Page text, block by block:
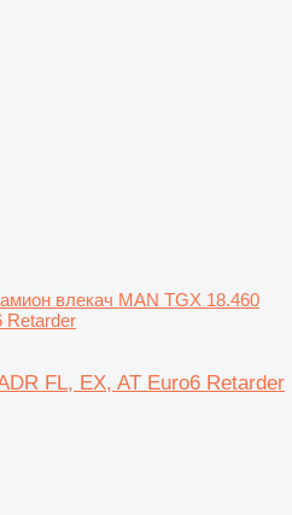
влекач MAN TGX 18.460
Retarder
FL, EX, AT Euro6 Retarder